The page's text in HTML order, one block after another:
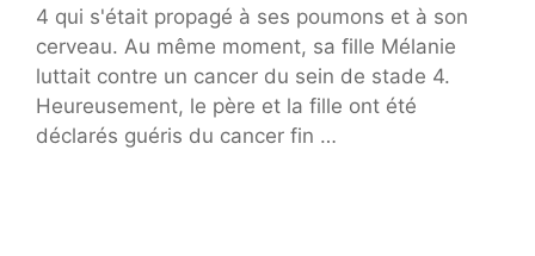
4 qui s'était propagé à ses poumons et à son
cerveau. Au même moment, sa fille Mélanie
luttait contre un cancer du sein de stade 4.
Heureusement, le père et la fille ont été
déclarés guéris du cancer fin …